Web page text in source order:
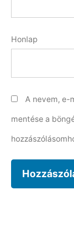
Honlap
A nevem, e-
mentése a